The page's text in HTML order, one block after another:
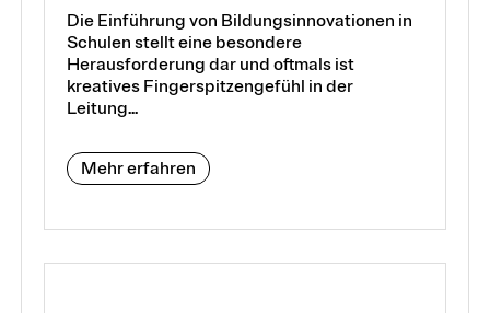
Die Einführung von Bildungsinnovationen in
Schulen stellt eine besondere
Herausforderung dar und oftmals ist
kreatives Fingerspitzengefühl in der
Leitung...
Mehr erfahren